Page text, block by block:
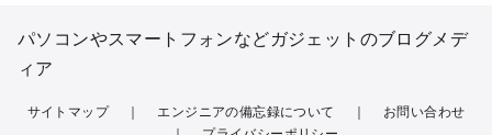
パソコンやスマートフォンなどガジェットのブログメデ
ィア
サイトマップ エンジニアの備忘録について
お問い合わせ